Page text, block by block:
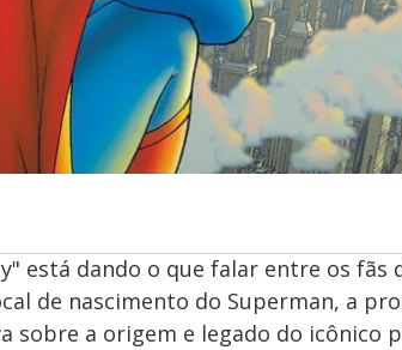
está dando o que falar entre os fãs
de nascimento do Superman, a
sobre a origem e legado do icônico